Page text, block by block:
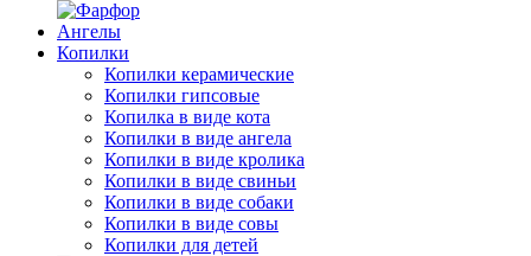
Ангелы
Копилки
Копилки керамические
Копилки гипсовые
Копилка в виде кота
Копилки в виде ангела
Копилки в виде кролика
Копилки в виде свиньи
Копилки в виде собаки
Копилки в виде совы
Копилки для детей